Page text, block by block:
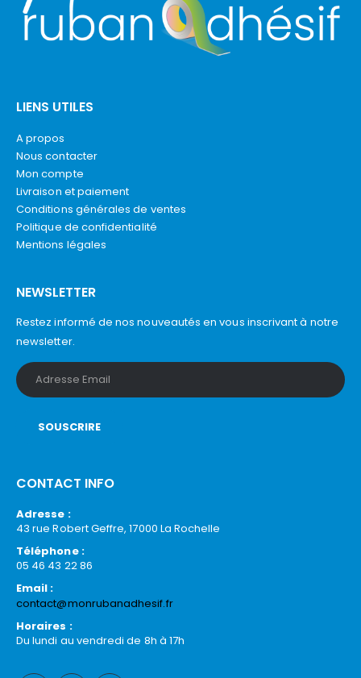
LIENS UTILES
A propos
Nous contacter
Mon compte
Livraison et paiement
Conditions générales de ventes
Politique de confidentialité
Mentions légales
NEWSLETTER
Restez informé de nos nouveautés en vous inscrivant à notre
newsletter.
CONTACT INFO
Adresse :
43 rue Robert Geffre, 17000 La Rochelle
Téléphone :
05 46 43 22 86
Email :
contact@monrubanadhesif.fr
Horaires :
Du lundi au vendredi de 8h à 17h